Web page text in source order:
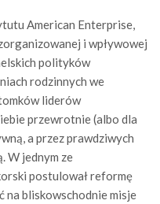
American Enterprise,
i wpływowej
polityków
rodzinnych we
liderów
przewrotnie (albo dla
a przez prawdziwych
W jednym ze
postulował reformę
na bliskowschodnie misje